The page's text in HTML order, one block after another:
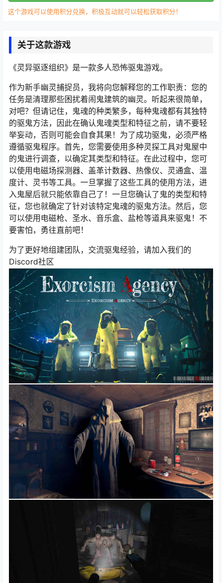
这个游戏可以使用积分兑换，积极互动就可以轻松获取积分！
关于这款游戏
《灵异驱逐组织》是一款多人恐怖驱鬼游戏。
作为新手幽灵捕捉员，我将向您解释您的工作职责：您的
任务是清理那些困扰着闹鬼建筑的幽灵。听起来很简单，
对吧？但请记住，鬼魂的种类繁多，每种鬼魂都有其独特
的驱鬼方法，因此在确认鬼魂类型和特征之前，请不要轻
举妄动，否则可能会自食其果！为了成功驱鬼，必须严格
遵循驱鬼程序。首先，您需要使用多种灵探工具对鬼屋中
的鬼进行调查，以确定其类型和特征。在此过程中，您可
以使用电磁场探测器、盖革计数器、热像仪、灵通盒、温
度计、灵书等工具。一旦掌握了这些工具的使用方法，进
入鬼屋后就只能依靠自己了！一旦您确认了鬼的类型和特
征，您也就确定了针对该特定鬼魂的驱鬼方法。然后，您
可以使用电磁枪、圣水、音乐盒、盐枪等道具来驱鬼！不
要害怕，勇往直前吧！
为了更好地组建团队，交流驱鬼经验，请加入我们的
Discord社区